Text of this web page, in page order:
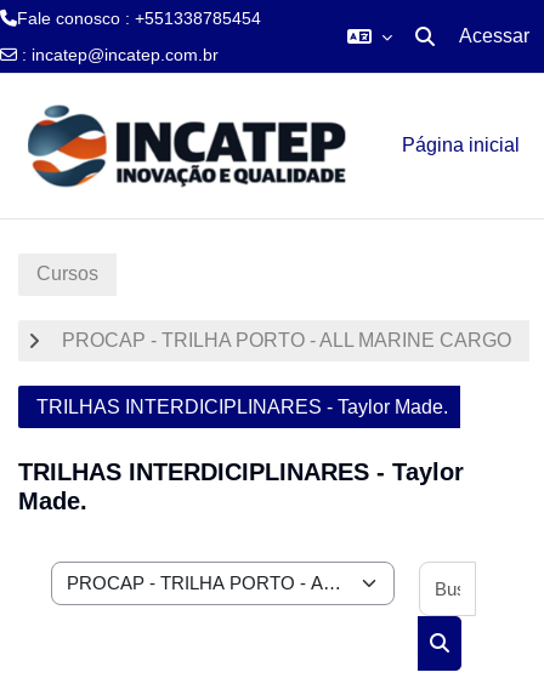
Fale conosco : +551338785454
: incatep@incatep.com.br Alternar
Acessar
Página inicial
Cursos
PROCAP - TRILHA PORTO - ALL MARINE CARGO
TRILHAS INTERDICIPLINARES - Taylor Made.
TRILHAS INTERDICIPLINARES - Taylor
Made.
Categorias de Cursos